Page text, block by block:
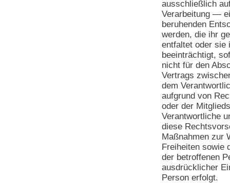
ausschließlich
Verarbeitung —
beruhenden
werden, die ihr
entfaltet oder sie
beeinträchtigt,
nicht für den
Vertrags
dem
aufgrund von
oder der
Verantwortliche
diese
Maßnahmen zur
Freiheiten sowie
der betroffenen
ausdrücklicher
Person erfolgt.